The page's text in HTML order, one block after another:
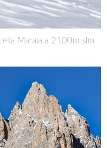
Maraia a 2100m slm